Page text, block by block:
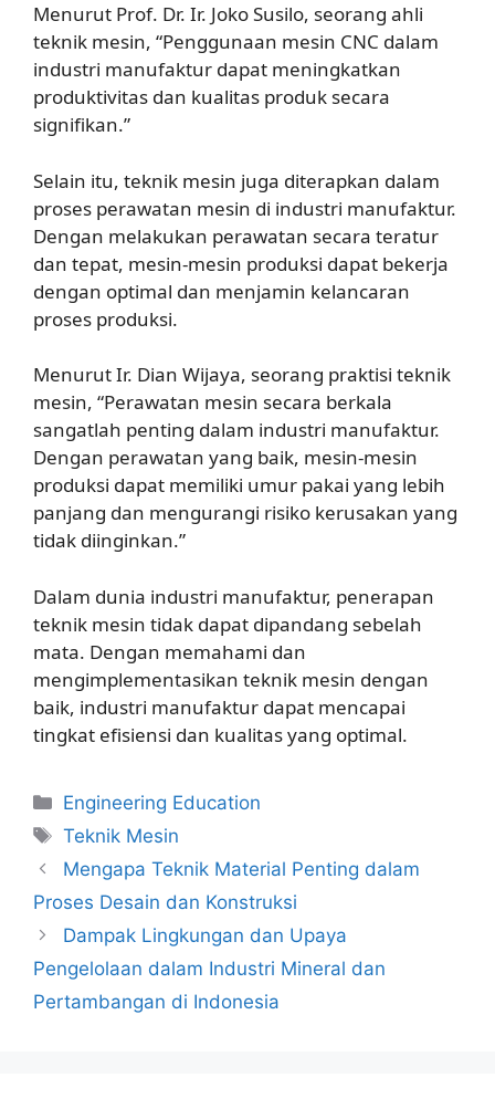
Menurut Prof. Dr. Ir. Joko Susilo, seorang ahli
teknik mesin, “Penggunaan mesin CNC dalam
industri manufaktur dapat meningkatkan
produktivitas dan kualitas produk secara
signifikan.”
Selain itu, teknik mesin juga diterapkan dalam
proses perawatan mesin di industri manufaktur.
Dengan melakukan perawatan secara teratur
dan tepat, mesin-mesin produksi dapat bekerja
dengan optimal dan menjamin kelancaran
proses produksi.
Menurut Ir. Dian Wijaya, seorang praktisi teknik
mesin, “Perawatan mesin secara berkala
sangatlah penting dalam industri manufaktur.
Dengan perawatan yang baik, mesin-mesin
produksi dapat memiliki umur pakai yang lebih
panjang dan mengurangi risiko kerusakan yang
tidak diinginkan.”
Dalam dunia industri manufaktur, penerapan
teknik mesin tidak dapat dipandang sebelah
mata. Dengan memahami dan
mengimplementasikan teknik mesin dengan
baik, industri manufaktur dapat mencapai
tingkat efisiensi dan kualitas yang optimal.
Kategori
Engineering Education
Tag
Teknik Mesin
Mengapa Teknik Material Penting dalam
Proses Desain dan Konstruksi
Dampak Lingkungan dan Upaya
Pengelolaan dalam Industri Mineral dan
Pertambangan di Indonesia